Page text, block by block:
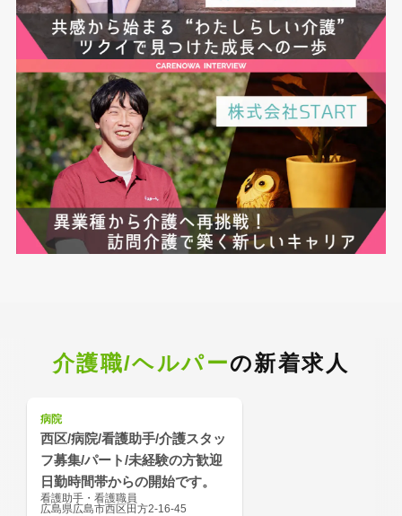
介護職/ヘルパーの新着求人
病院
西区/病院/看護助手/介護スタッ
フ募集/パート/未経験の方歓迎
日勤時間帯からの開始です。
看護助手・看護職員
広島県広島市西区田方2-16-45